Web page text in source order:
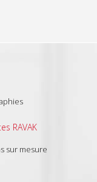
RAVAK
sur mesure